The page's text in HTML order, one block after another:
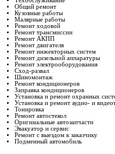
Общий ремонт
Кузовные работы
Малярные работы
Ремонт ходовой
Ремонт трансмиссии
Ремонт АКПП
Ремонт двигателя
Ремонт инжекторных систем
Ремонт дизельной аппаратуры
Ремонт электрооборудования
Сход-развал
Шиномонтаж
Ремонт кондиционеров
Заправка кондиционеров
Установка и ремонт охранных
Установка и ремонт аудио- и
Тонировка
Ремонт автостекол
Оригинальные автозапчасти
Эвакуатор и сервис
Ремонт с выездом к заказчику
Подменный автомобиль